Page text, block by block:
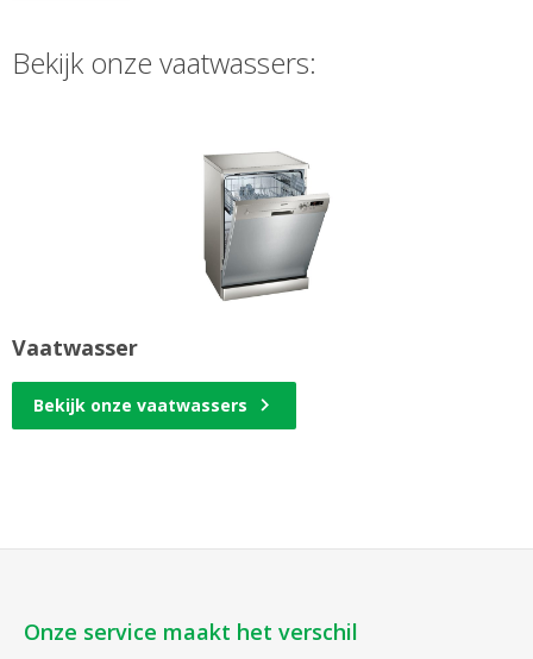
Bekijk onze vaatwassers:
Vaatwasser
Bekijk onze vaatwassers
Onze service maakt het verschil